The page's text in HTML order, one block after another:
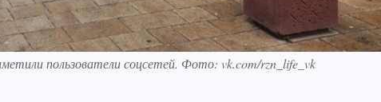
пользователи соцсетей. Фото: vk.com/rzn_life_vk